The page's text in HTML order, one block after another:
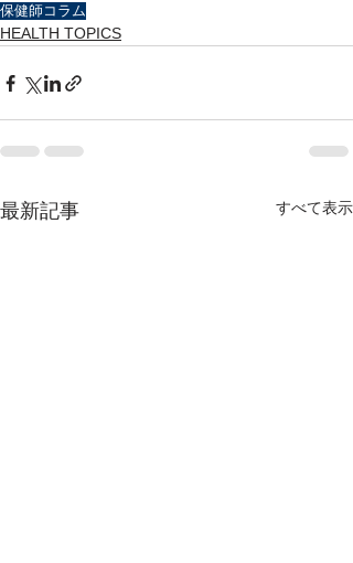
保健師コラム
HEALTH TOPICS
最新記事 すべて表示